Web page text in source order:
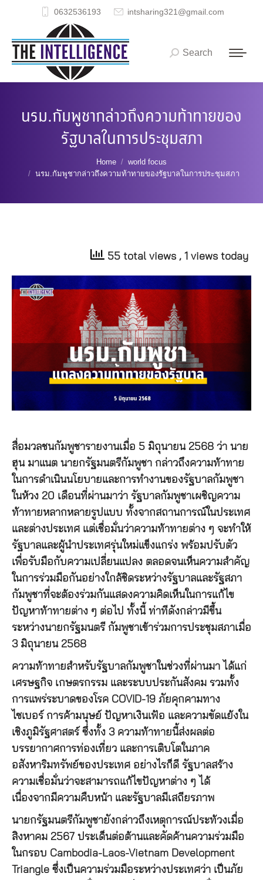
0632536193 intsharing321@gmail.com
Search:
Search
นรม.กัมพูชากล่าวถึงความท้าทายของ
รัฐบาลในการประชุมสภา
Home
world focus
นรม.กัมพูชากล่าวถึงความท้าทายของรัฐบาลในการประชุมสภา
55 total views , 1 views today
สื่อมวลชนกัมพูชารายงานเมื่อ 5 มิถุนายน 2568 ว่า นาย
ฮุน มาแนต นายกรัฐมนตรีกัมพูชา กล่าวถึงความท้าทาย
ในการดำเนินนโยบายและการทำงานของรัฐบาลกัมพูชา
ในห้วง 20 เดือนที่ผ่านมาว่า รัฐบาลกัมพูชาเผชิญความ
ท้าทายหลากหลายรูปแบบ ทั้งจากสถานการณ์ในประเทศ
และต่างประเทศ แต่เชื่อมั่นว่าความท้าทายต่าง ๆ จะทำให้
รัฐบาลและผู้นำประเทศรุ่นใหม่แข็งแกร่ง พร้อมปรับตัว
เพื่อรับมือกับความเปลี่ยนแปลง ตลอดจนเห็นความสำคัญ
ในการร่วมมือกันอย่างใกล้ชิดระหว่างรัฐบาลและรัฐสภา
กัมพูชาที่จะต้องร่วมกันแสดงความคิดเห็นในการแก้ไข
ปัญหาท้าทายต่าง ๆ ต่อไป ทั้งนี้ ท่าทีดังกล่าวมีขึ้น
ระหว่างนายกรัฐมนตรี กัมพูชาเข้าร่วมการประชุมสภาเมื่อ
3 มิถุนายน 2568
ความท้าทายสำหรับรัฐบาลกัมพูชาในช่วงที่ผ่านมา ได้แก่
เศรษฐกิจ เกษตรกรรม และระบบประกันสังคม รวมทั้ง
การแพร่ระบาดของโรค COVID-19 ภัยคุกคามทาง
ไซเบอร์ การค้ามนุษย์ ปัญหาเงินเฟ้อ และความขัดแย้งใน
เชิงภูมิรัฐศาสตร์ ซึ่งทั้ง 3 ความท้าทายนี้ส่งผลต่อ
บรรยากาศการท่องเที่ยว และการเติบโตในภาค
อสังหาริมทรัพย์ของประเทศ อย่างไรก็ดี รัฐบาลสร้าง
ความเชื่อมั่นว่าจะสามารถแก้ไขปัญหาต่าง ๆ ได้
เนื่องจากมีความคืบหน้า และรัฐบาลมีเสถียรภาพ
นายกรัฐมนตรีกัมพูชายังกล่าวถึงเหตุการณ์ประท้วงเมื่อ
สิงหาคม 2567 ประเด็นต่อต้านและคัดค้านความร่วมมือ
ในกรอบ Cambodia-Laos-Vietnam Development
Triangle ซึ่งเป็นความร่วมมือระหว่างประเทศว่า เป็นภัย